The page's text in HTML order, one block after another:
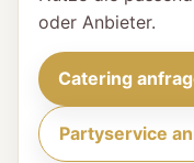
oder Anbieter.
Catering
Partyservice